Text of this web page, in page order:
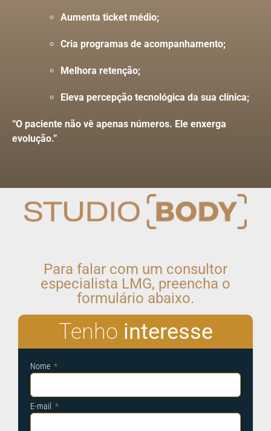
Aumenta ticket médio;
Cria programas de acompanhamento;
Melhora retenção;
Eleva percepção tecnológica da sua clínica;
“O paciente não vê apenas números. Ele enxerga
evolução.”
Para falar com um consultor
especialista LMG, preencha o
formulário abaixo.
Tenho interesse
Nome
E-mail